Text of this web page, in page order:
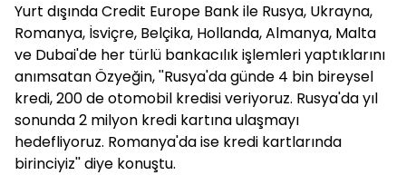
Yurt dışında Credit Europe Bank ile Rusya, Ukrayna,
Romanya, İsviçre, Belçika, Hollanda, Almanya, Malta
ve Dubai'de her türlü bankacılık işlemleri yaptıklarını
anımsatan Özyeğin, ''Rusya'da günde 4 bin bireysel
kredi, 200 de otomobil kredisi veriyoruz. Rusya'da yıl
sonunda 2 milyon kredi kartına ulaşmayı
hedefliyoruz. Romanya'da ise kredi kartlarında
birinciyiz'' diye konuştu.